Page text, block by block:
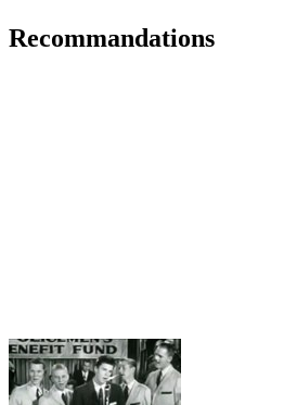
Recommandations